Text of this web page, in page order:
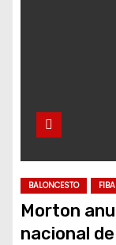
BALONCESTO FIBA
Morton
nacional